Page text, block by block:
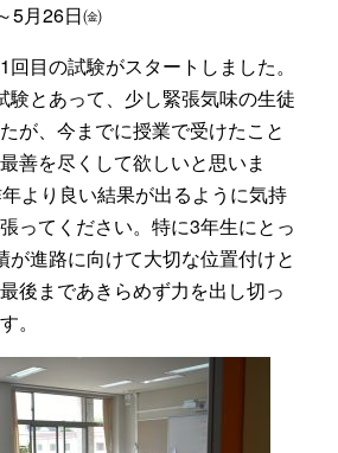
5月26日㈮
目の試験がスタートしました。
験とあって、少し緊張気味の生徒
が、今までに授業で受けたこと
善を尽くして欲しいと思いま
より良い結果が出るように気持
ってください。特に3年生にとっ
が進路に向けて大切な位置付けと
後まであきらめず力を出し切っ
。